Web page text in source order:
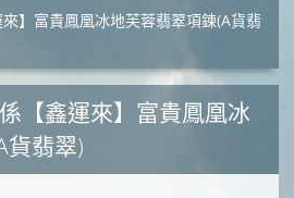
】富貴鳳凰冰地芙蓉翡翠項鍊(A貨翡
【鑫運來】富貴鳳凰冰
貨翡翠)